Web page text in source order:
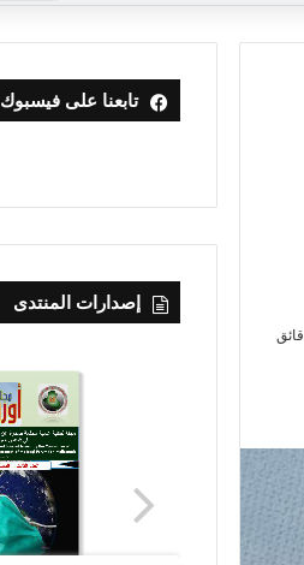
تابعنا على فيسبوك
إصدارات المنتدى